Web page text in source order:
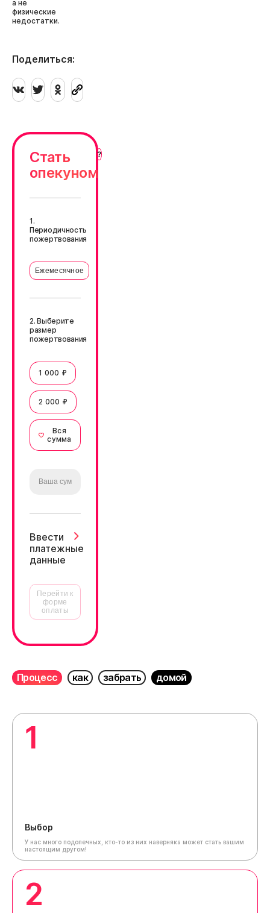
а не
физические
недостатки.
Поделиться:
Стать
опекуном
1.
Периодичность
пожертвования
Ежемесячное
2. Выберите
размер
пожертвования
1 000 ₽
2 000 ₽
Вся
сумма
Ввести
платежные
данные
Перейти к
форме
оплаты
Процесс как забрать домой
1
Выбор
У нас много подопечных, кто-то из них наверняка может стать вашим
настоящим другом!
2